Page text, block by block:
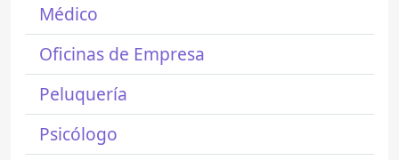
Médico
Oficinas de Empresa
Peluquería
Psicólogo